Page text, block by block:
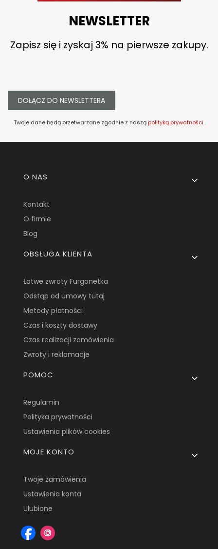
NEWSLETTER
Zapisz się i zyskaj 3% na pierwsze zakupy.
DOŁĄCZ DO NEWSLETTERA
Twoje dane będą przetwarzane zgodnie z naszą polityką prywatności.
Linki w stopce
O NAS
Kontakt
O firmie
Blog
OBSŁUGA KLIENTA
Łatwe zwroty Furgonetka
Odstąp od umowy tutaj
Metody płatności
Czas i koszty dostawy
Czas realizacji zamówienia
Zwroty i reklamacje
POMOC
Regulamin
Polityka prywatności
Ustawienia plików cookies
MOJE KONTO
Twoje zamówienia
Ustawienia konta
Ulubione